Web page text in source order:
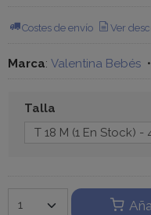
Costes de envío Ver
Marca: Valentina Bebés •
Talla